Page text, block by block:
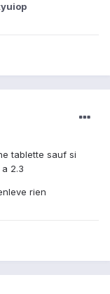
tablette sauf si
2.3
rien